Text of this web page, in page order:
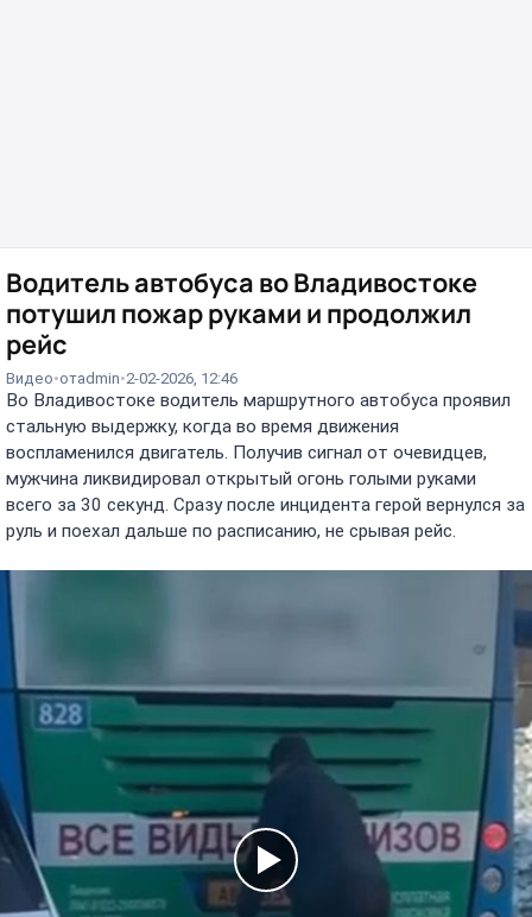
Водитель автобуса во Владивостоке
потушил пожар руками и продолжил
рейс
Видео отadmin 2-02-2026, 12:46
Во Владивостоке водитель маршрутного автобуса проявил
стальную выдержку, когда во время движения
воспламенился двигатель. Получив сигнал от очевидцев,
мужчина ликвидировал открытый огонь голыми руками
всего за 30 секунд. Сразу после инцидента герой вернулся за
руль и поехал дальше по расписанию, не срывая рейс.